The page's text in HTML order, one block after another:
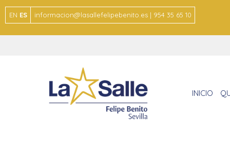
EN ES informacion@lasallefelipebenito.es | 954 35 65 10
INICIO